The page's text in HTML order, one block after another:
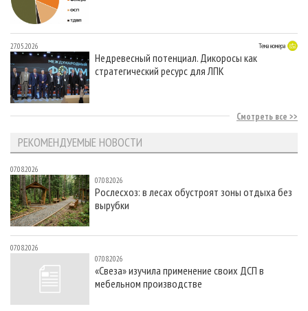
27.05.2026 Тема номера
Недревесный потенциал. Дикоросы как
стратегический ресурс для ЛПК
Смотреть все
РЕКОМЕНДУЕМЫЕ НОВОСТИ
07.08.2026
07.08.2026
Рослесхоз: в лесах обустроят зоны отдыха без
вырубки
07.08.2026
07.08.2026
«Свеза» изучила применение своих ДСП в
мебельном производстве